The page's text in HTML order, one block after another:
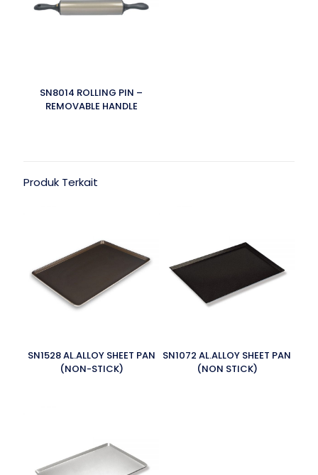
SN8014 ROLLING PIN –
REMOVABLE HANDLE
Produk Terkait
SN1528 AL.ALLOY SHEET PAN
(NON-STICK)
SN1072 AL.ALLOY SHEET PAN
(NON STICK)